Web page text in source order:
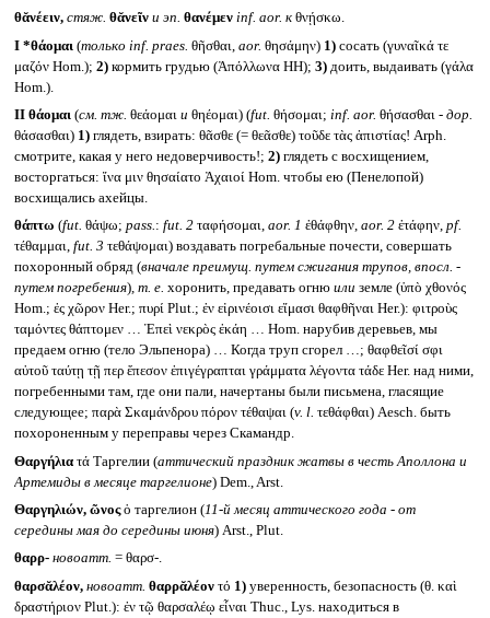
θᾰνέειν, стяж. θᾰνεῖν и эп. θανέμεν inf. aor. кθνῄσκω.
I *θάομαι (только inf. praes. θῆσθαι, aor. θησάμην) 1)сосать (γυναῖκά τε
μαζόν Hom.); 2)кормить грудью (Ἀπόλλωνα HH); 3)доить, выдаивать (γάλα
Hom.).
II θάομαι (см. тж. θεάομαι и θηέομαι) (fut. θήσομαι; inf. aor. θήσασθαι - дор.
θάσασθαι) 1)глядеть, взирать: θᾶσθε (= θεᾶσθε) τοῦδε τὰς ἀπιστίας! Arph.
смотрите, какая у него недоверчивость!; 2)глядеть с восхищением,
восторгаться: ἵνα μιν θησαίατο Ἀχαιοί Hom. чтобы ею (Пенелопой)
восхищались ахейцы.
θάπτω (fut. θάψω; pass.: fut. 2ταφήσομαι, aor. 1 ἐθάφθην, aor. 2ἐτάφην, pf.
τέθαμμαι, fut. 3 τεθάψομαι) воздавать погребальные почести, совершать
похоронный обряд (вначале преимущ. путем сжигания трупов, впосл. -
путем погребения), т. е. хоронить, предавать огню или земле (ὑπὸ χθονός
Hom.; ἐς χῶρον Her.; πυρί Plut.; ἐν εἰρινέοισι εἵμασι θαφθῆναι Her.): φιτροὺς
ταμόντες θάπτομεν … Ἐπεὶ νεκρὸς ἐκάη … Hom. нарубив деревьев, мы
предаем огню (тело Эльпенора) … Когда труп сгорел …; θαφθεῖσί σφι
αὐτοῦ ταύτῃ τῇ περ ἔπεσον ἐπιγέγραπται γράμματα λέγοντα τάδε Her. над ними,
погребенными там, где они пали, начертаны были письмена, гласящие
следующее; παρὰ Σκαμάνδρου πόρον τέθαψαι (v. l. τεθάφθαι) Aesch. быть
похороненным у переправы через Скамандр.
Θαργήλια τά Таргелии (аттический праздник жатвы в честь Аполлона и
Артемиды в месяце таргелионе) Dem., Arst.
Θαργηλιών, ῶνοςὁ таргелион (11-й месяц аттического года - от
середины мая до середины июня) Arst., Plut.
θαρρ- новоатт. = θαρσ-.
θαρσᾰλέον, новоатт. θαρρᾰλέον τό 1)уверенность, безопасность (θ. καὶ
δραστήριον Plut.): ἐν τῷ θαρσαλέῳ εἶναι Thuc., Lys. находиться в